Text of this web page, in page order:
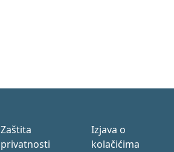
Zaštita
privatnosti
Izjava o
kolačićima